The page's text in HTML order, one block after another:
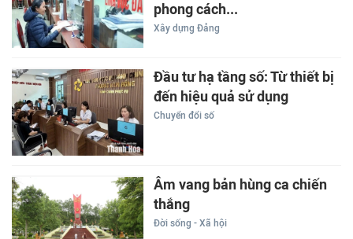
phong cách...
Xây dựng Đảng
Đầu tư hạ tầng số: Từ thiết bị
đến hiệu quả sử dụng
Chuyển đổi số
Âm vang bản hùng ca chiến
thắng
Đời sống - Xã hội